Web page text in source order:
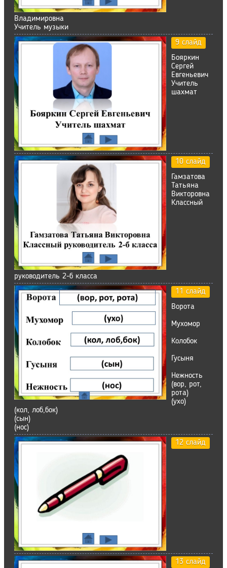
Владимировна
Учитель музыки
9 слайд
Бояркин
Сергей
Евгеньевич
Учитель
шахмат
10 слайд
Гамзатова
Татьяна
Викторовна
Классный
руководитель 2-б класса
11 слайд
Ворота
Мухомор
Колобок
Гусыня
Нежность
(вор, рот,
рота)
(ухо)
(кол, лоб,бок)
(сын)
(нос)
12 слайд
13 слайд